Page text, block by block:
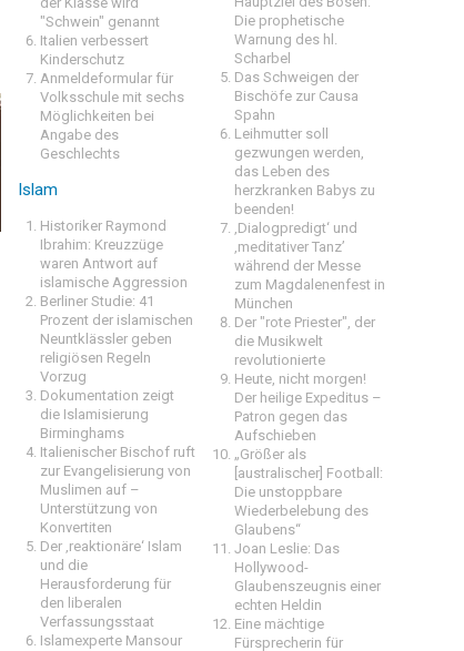
"Schwein" genannt
Italien verbessert
Kinderschutz
Anmeldeformular für
Volksschule mit sechs
Möglichkeiten bei
Angabe des
Geschlechts
Islam
Historiker Raymond
Ibrahim: Kreuzzüge
waren Antwort auf
islamische Aggression
Berliner Studie: 41
Prozent der islamischen
Neuntklässler geben
religiösen Regeln
Vorzug
Dokumentation zeigt
die Islamisierung
Birminghams
Italienischer Bischof ruft
zur Evangelisierung von
Muslimen auf –
Unterstützung von
Konvertiten
Der ‚reaktionäre‘ Islam
und die
Herausforderung für
den liberalen
Verfassungsstaat
Islamexperte Mansour
Die prophetische
Warnung des hl.
Scharbel
Das Schweigen der
Bischöfe zur Causa
Spahn
Leihmutter soll
gezwungen werden,
das Leben des
herzkranken Babys zu
beenden!
‚Dialogpredigt‘ und
‚meditativer Tanz’
während der Messe
zum Magdalenenfest in
München
Der "rote Priester", der
die Musikwelt
revolutionierte
Heute, nicht morgen!
Der heilige Expeditus –
Patron gegen das
Aufschieben
„Größer als
[australischer] Football:
Die unstoppbare
Wiederbelebung des
Glaubens“
Joan Leslie: Das
Hollywood-
Glaubenszeugnis einer
echten Heldin
Eine mächtige
Fürsprecherin für